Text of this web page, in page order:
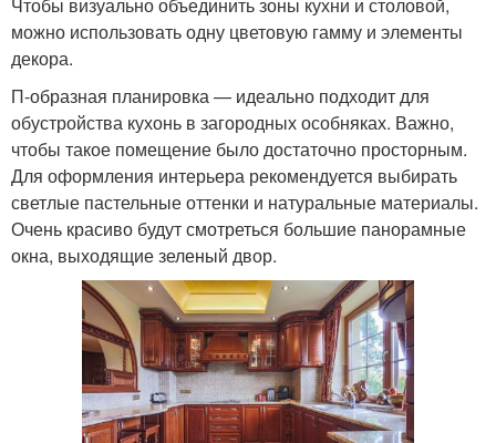
Чтобы визуально объединить зоны кухни и столовой,
можно использовать одну цветовую гамму и элементы
декора.
П-образная планировка — идеально подходит для
обустройства кухонь в загородных особняках. Важно,
чтобы такое помещение было достаточно просторным.
Для оформления интерьера рекомендуется выбирать
светлые пастельные оттенки и натуральные материалы.
Очень красиво будут смотреться большие панорамные
окна, выходящие зеленый двор.